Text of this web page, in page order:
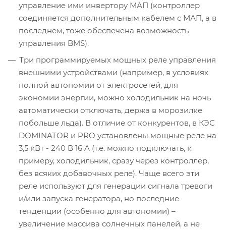
управление ими инвертору МАП (контроллер
соединяется дополнительным кабелем с МАП, а в
последнем, тоже обеспечена возможность
управления BMS).
Три программируемых мощных реле управления
внешними устройствами (например, в условиях
полной автономии от электросетей, для
экономии энергии, можно холодильник на ночь
автоматически отключать, держа в морозилке
побольше льда). В отличие от конкурентов, в КЭС
DOMINATOR и PRO установлены мощные реле на
3,5 кВт - 240 В 16 А (т.е. можно подключать, к
примеру, холодильник, сразу через контроллер,
без всяких добавочных реле). Чаще всего эти
реле используют для генерации сигнала тревоги
и/или запуска генератора, но последние
тенденции (особенно для автономии) –
увеличение массива солнечных панелей, а не